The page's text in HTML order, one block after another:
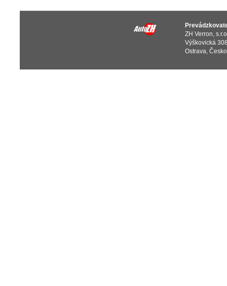
ZH Verron,
Výškovická
Ostrava, Česko